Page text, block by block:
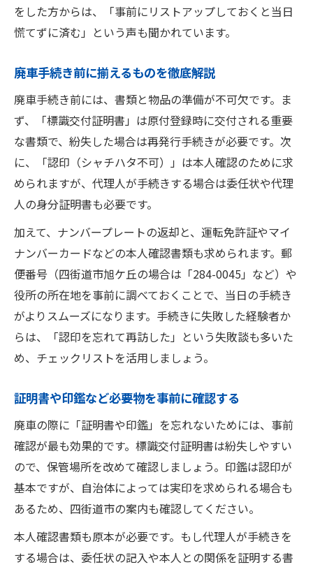
をした方からは、「事前にリストアップしておくと当日
慌てずに済む」という声も聞かれています。
廃車手続き前に揃えるものを徹底解説
廃車手続き前には、書類と物品の準備が不可欠です。ま
ず、「標識交付証明書」は原付登録時に交付される重要
な書類で、紛失した場合は再発行手続きが必要です。次
に、「認印（シャチハタ不可）」は本人確認のために求
められますが、代理人が手続きする場合は委任状や代理
人の身分証明書も必要です。
加えて、ナンバープレートの返却と、運転免許証やマイ
ナンバーカードなどの本人確認書類も求められます。郵
便番号（四街道市旭ケ丘の場合は「284-0045」など）や
役所の所在地を事前に調べておくことで、当日の手続き
がよりスムーズになります。手続きに失敗した経験者か
らは、「認印を忘れて再訪した」という失敗談も多いた
め、チェックリストを活用しましょう。
証明書や印鑑など必要物を事前に確認する
廃車の際に「証明書や印鑑」を忘れないためには、事前
確認が最も効果的です。標識交付証明書は紛失しやすい
ので、保管場所を改めて確認しましょう。印鑑は認印が
基本ですが、自治体によっては実印を求められる場合も
あるため、四街道市の案内も確認してください。
本人確認書類も原本が必要です。もし代理人が手続きを
する場合は、委任状の記入や本人との関係を証明する書